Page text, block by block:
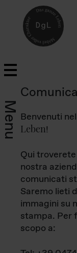
Menu Benvenuti
Leben!
Qui
nostra
comunicati
Saremo lieti
immagini su
stampa. Per
scopo a: